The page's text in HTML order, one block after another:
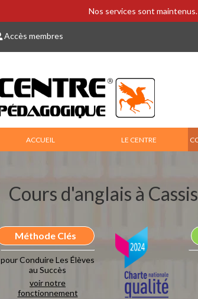
Nos services sont
Accès membres
ACCUEIL LE CENTRE
Cours d'anglais à
Méthode Clés
pour Conduire Les Élèves
au Succès
voir notre
fonctionnement